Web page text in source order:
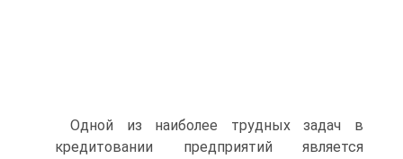
Одной из наиболее трудных задач в
кредитовании предприятий является